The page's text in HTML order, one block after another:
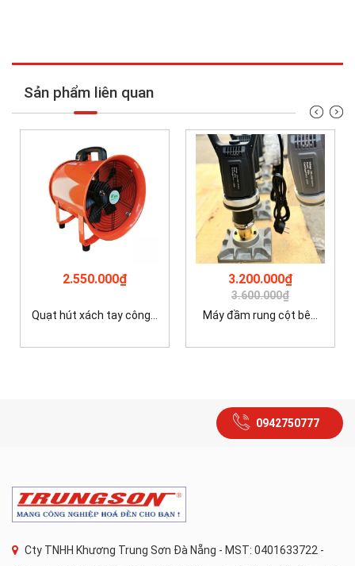
Sản phẩm liên quan
2.550.000₫
Quạt hút xách tay công...
3.200.000₫
3.600.000₫
Máy đầm rung cột bê...
0942750777
Cty TNHH Khương Trung Sơn Đà Nẵng - MST: 0401633722 -